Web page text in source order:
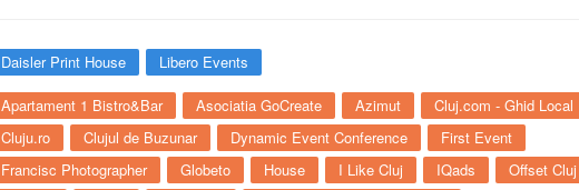
Daisler Print House Libero Events
Apartament 1 Bistro&Bar Asociatia GoCreate Azimut
Cluj.com - Ghid Local
Cluju.ro
Clujul de Buzunar Dynamic Event Conference
First Event
Francisc Photographer
Globeto House I Like Cluj IQads
Offset Cluj